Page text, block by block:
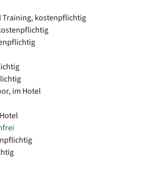
Training, kostenpflichtig
im Hotel